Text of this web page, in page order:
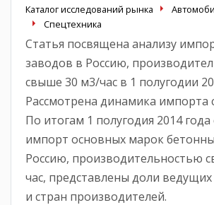
Каталог исследований рынка
Спецтехника
Статья посвящена анализу
заводов в Россию,
свыше 30 м3/час в 1 полугодии
Рассмотрена динамика импорта
По итогам 1 полугодия 2014
импорт основных марок
Россию, производительностью
час, представлены доли
и стран производителей.